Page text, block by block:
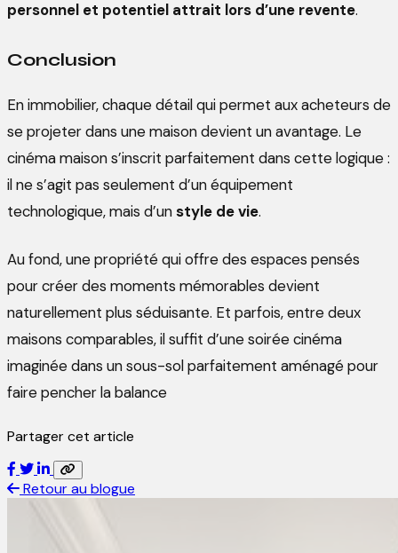
personnel et potentiel attrait lors d’une revente.
Conclusion
En immobilier, chaque détail qui permet aux acheteurs de
se projeter dans une maison devient un avantage. Le
cinéma maison s’inscrit parfaitement dans cette logique :
il ne s’agit pas seulement d’un équipement
technologique, mais d’unstyle de vie.
Au fond, une propriété qui offre des espaces pensés
pour créer des moments mémorables devient
naturellement plus séduisante. Et parfois, entre deux
maisons comparables, il suffit d’une soirée cinéma
imaginée dans un sous-sol parfaitement aménagé pour
faire pencher la balance
Partager cet article
Retour au blogue